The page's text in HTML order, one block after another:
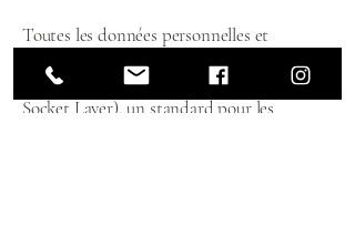
Toutes les données personnelles et
sont protégées par le protocole SSL (Secure
Socket Layer), un standard pour les